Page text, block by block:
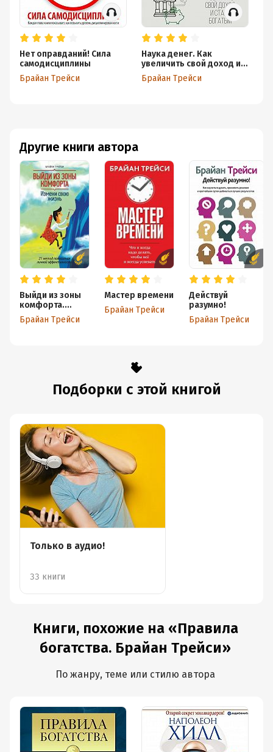
Другие книги автора
Выйди из зоны
комфорта.
Измени свою
жизнь
Брайан Трейси
Мастер времени
Брайан Трейси
Действуй
разумно!
Брайан Трейси
Нет оправданий! Сила
самодисциплины
Брайан Трейси
Наука денег. Как
увеличить свой доход и
стать богатым
Брайан Трейси
Подборки с этой книгой
Только в аудио!
33 книги
Книги, похожие на «Правила
богатства. Брайан Трейси»
По жанру, теме или стилю автора